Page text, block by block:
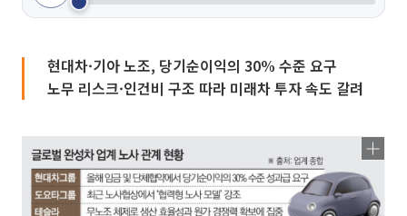
현대차·기아 노조, 당기순이익의 30% 수준 요구
노무 리스크·인건비 구조 따라 미래차 투자 속도 갈려